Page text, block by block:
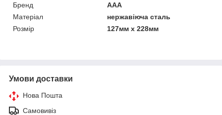
Бренд
AAA
Матеріал
нержавіюча сталь
Розмір
127мм x 228мм
Умови доставки
Нова Пошта
Самовивіз